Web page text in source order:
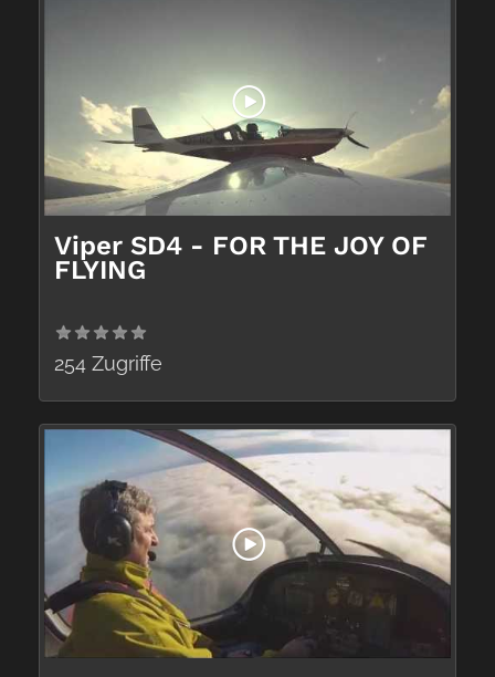
Viper SD4 - FOR THE JOY OF
FLYING
254 Zugriffe